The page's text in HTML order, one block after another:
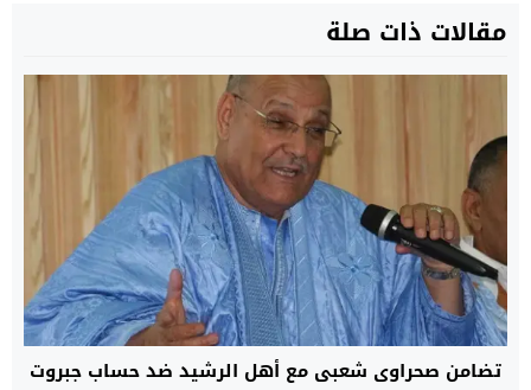
مقالات ذات صلة
تضامن صحراوي شعبي مع أهل الرشيد ضد حساب جبروت